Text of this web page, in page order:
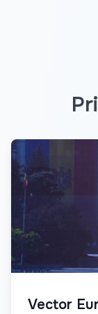
Vector